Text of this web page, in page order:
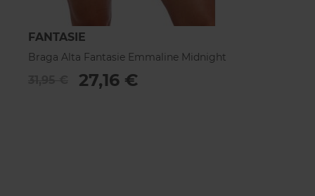
FANTASIE
Braga Alta Fantasie Emmaline Midnight
27,16 €